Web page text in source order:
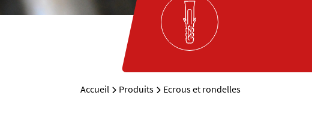
Accueil Produits Ecrous et rondelles